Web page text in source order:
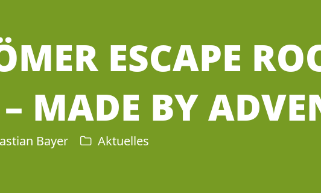
ESCAPE
MADE BY
Bayer Aktuelles